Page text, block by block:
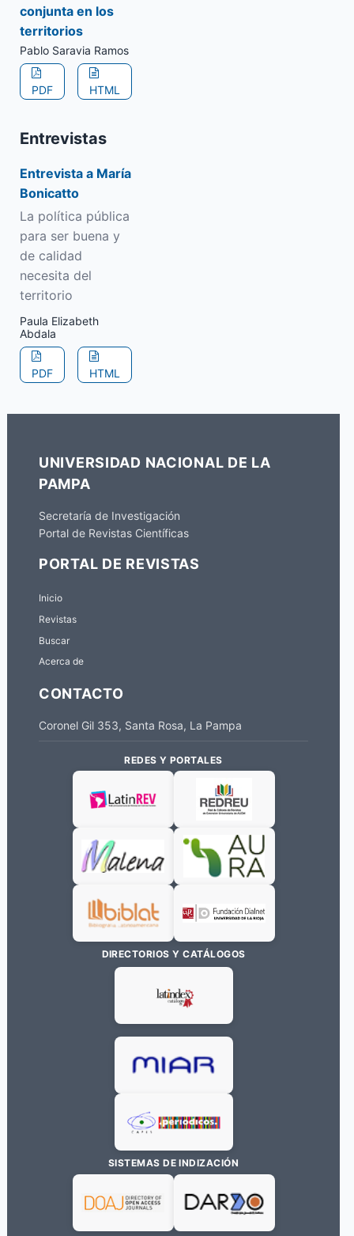
conjunta en los
territorios
Pablo Saravia Ramos
PDF HTML
Entrevistas
Entrevista a María
Bonicatto
La política pública
para ser buena y
de calidad
necesita del
territorio
Paula Elizabeth
Abdala
PDF HTML
UNIVERSIDAD NACIONAL DE LA
PAMPA
Secretaría de Investigación
Portal de Revistas Científicas
PORTAL DE REVISTAS
Inicio
Revistas
Buscar
Acerca de
CONTACTO
Coronel Gil 353, Santa Rosa, La Pampa
REDES Y PORTALES
DIRECTORIOS Y CATÁLOGOS
SISTEMAS DE INDIZACIÓN